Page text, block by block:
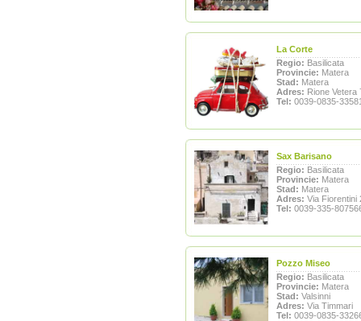
La Corte
Regio: Basilicata
Provincie: Matera
Stad: Matera
Adres: Rione Vetera
Tel: 0039-0835-
Sax Barisano
Regio: Basilicata
Provincie: Matera
Stad: Matera
Adres: Via Fiorentini
Tel: 0039-335-
Pozzo Miseo
Regio: Basilicata
Provincie: Matera
Stad: Valsinni
Adres: Via Timmari
Tel: 0039-0835-